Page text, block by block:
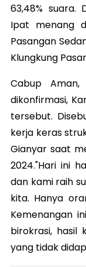
63,48% suara.
Ipat menang
Pasangan
Klungkung
Cabup
dikonfirmasi,
tersebut.
kerja keras
Gianyar saat
2024."Hari ini
dan kami raih
kita. Hanya
Kemenangan
birokrasi, hasil
yang tidak